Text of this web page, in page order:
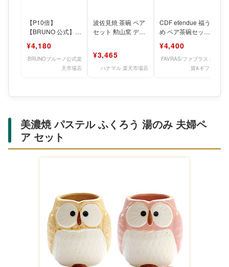
【P10倍】
【BRUNO 公式】
碗 ペア 2個 セット
¥4,180
BRUNOブルーノ公式楽
天市場店
波佐見焼 茶碗 ペア
セット 勲山窯 デニ
¥3,465
ハナマル 楽天市場店
CDF etendue 福う
め ペア茶碗セット
セット
¥4,400
FAVRAS/ファブラス 雑
貨&ギフト
美濃焼 パステル ふくろう 湯のみ 夫婦ペ
ア セット